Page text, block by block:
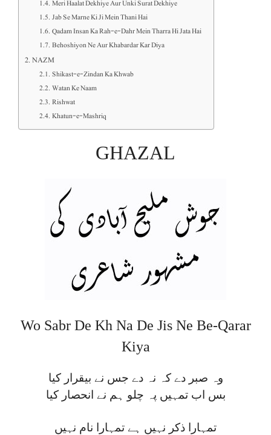
Meri Haalat Dekhiye Aur Unki Surat Dekhiye
Jab Se Marne Ki Ji Mein Thani Hai
Qadam Insan Ka Rah-e-Dahr Mein Tharra Hi Jata Hai
Behoshiyon Ne Aur Khabardar Kar Diya
NAZM
Shikast-e-Zindan Ka Khwab
Watan Ke Naam
Rishwat
Khatun-e-Mashriq
GHAZAL
Wo Sabr De Kh Na De Jis Ne Be-Qarar
Kiya
وہ صبر دے کہ نہ دے جس نے بیقرار کیا
بس اب تمہیں پہ چلو ہم نے انحصار کیا
تمہارا ذکر نہیں ہے تمہارا نام نہیں